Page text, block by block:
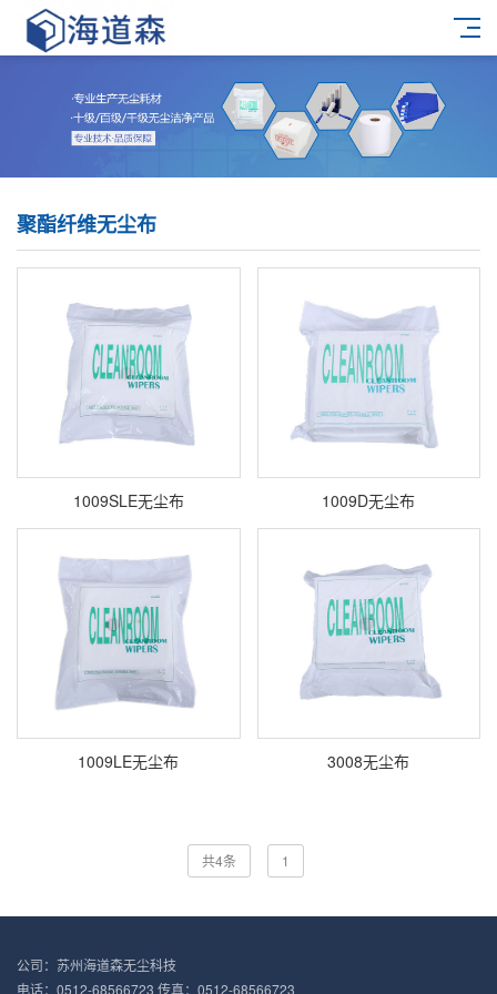
聚酯纤维无尘布
1009SLE无尘布 1009D无尘布
1009LE无尘布 3008无尘布
共4条 1
公司：苏州海道森无尘科技
电话：0512-68566723 传真：0512-68566723